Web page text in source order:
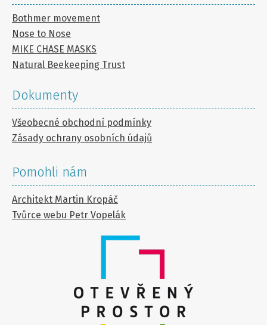
Bothmer movement
Nose to Nose
MIKE CHASE MASKS
Natural Beekeeping Trust
Dokumenty
Všeobecné obchodní podmínky
Zásady ochrany osobních údajů
Pomohli nám
Architekt Martin Kropáč
Tvůrce webu Petr Vopelák